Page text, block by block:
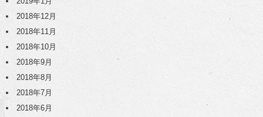
2018年12月
2018年11月
2018年10月
2018年9月
2018年8月
2018年7月
2018年6月